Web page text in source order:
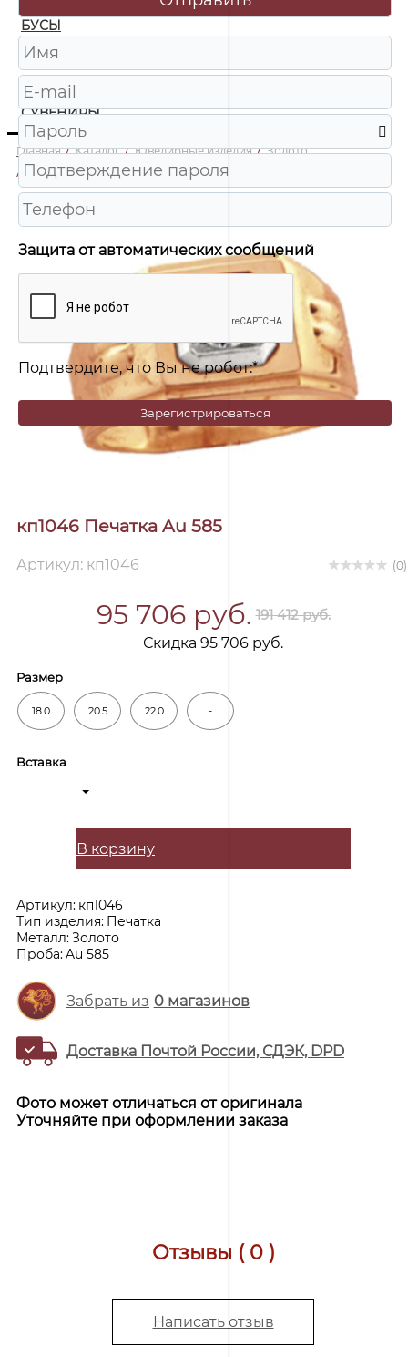
БУСЫ
ЧАСЫ
ШКАТУЛКИ
СУВЕНИРЫ
Главная / Каталог / Ювелирные изделия / Золото
/
кп1046 Печатка Au 585
кп1046 Печатка Au 585
Артикул: кп1046 (0)
95 706 руб. 191 412 руб.
Скидка 95 706 руб.
Размер
18.0 20.5 22.0 -
Вставка
В корзину
Артикул: кп1046
Тип изделия: Печатка
Металл:Золото
Проба:Au 585
Забрать из 0магазинов
Доставка Почтой России, СДЭК, DPD
Фото может отличаться от оригинала
Уточняйте при оформлении заказа
Отзывы ( 0 )
Написать отзыв
Защита от автоматических сообщений
Подтвердите, что Вы не робот:*
Зарегистрироваться